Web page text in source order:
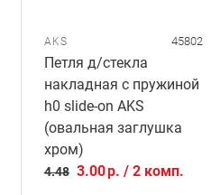
AKS 45802
Петля д/стекла
накладная с пружиной
h0 slide-on AKS
(овальная заглушка
хром)
4.48 3.00р. / 2 комп.